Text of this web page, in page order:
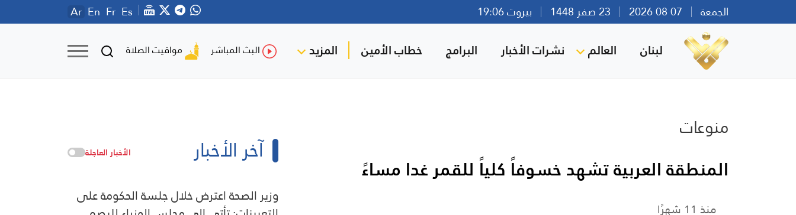
الجمعة بيروت 19:06 Ar En Fr Es
لبنان العالم نشرات الأخبار البرامج خطاب الأمين المزيد البث المباشر مواقيت الصلاة
منوعات
المنطقة العربية تشهد خسوفاً كلياً للقمر غدا مساءً
منذ 11 شهرًا
آخر الأخبار الأخبار العاجلة
وزير الصحة اعترض خلال جلسة الحكومة على